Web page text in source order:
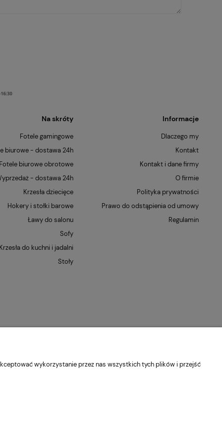
Na skróty
Fotele gamingowe
biurowe - dostawa 24h
Fotele biurowe obrotowe
- dostawa 24h
Krzesła dziecięce
Hokery i stołki barowe
Ławy do salonu
Sofy
Krzesła do kuchni i jadalni
Stoły
Informacje
Dlaczego my
Kontakt
Kontakt i dane firmy
O firmie
Polityka prywatności
Prawo do odstąpienia od umowy
Regulamin
wykorzystanie przez nas wszystkich tych plików i przejść